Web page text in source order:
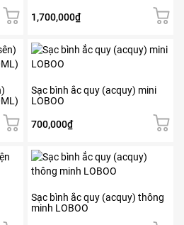
1,700,000₫
Sạc bình ắc quy (acquy) mini
LOBOO
700,000₫
Sạc bình ắc quy (acquy) thông
minh LOBOO